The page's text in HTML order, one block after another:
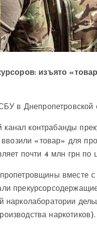
изъято
в Днепропетровской
контрабанды
«товар» для
почти 4 млн грн по
вместе
наркотиков).